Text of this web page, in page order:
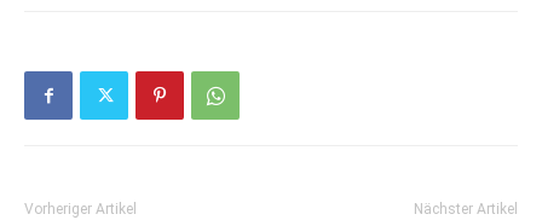
Vorheriger Artikel Nächster Artikel